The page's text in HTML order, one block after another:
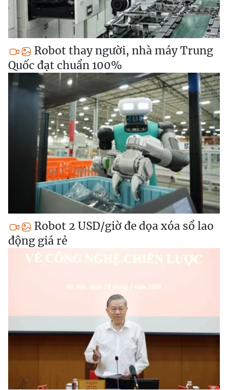
Robot thay người, nhà máy Trung
Quốc đạt chuẩn 100%
Robot 2 USD/giờ đe dọa xóa sổ lao
động giá rẻ